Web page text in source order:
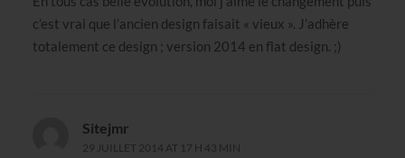
c’est vrai que l’ancien design faisait « vieux ». J’adhère
totalement ce design ; version 2014 en flat design. ;)
Sitejmr
29 JUILLET 2014 AT 17 H 43 MIN